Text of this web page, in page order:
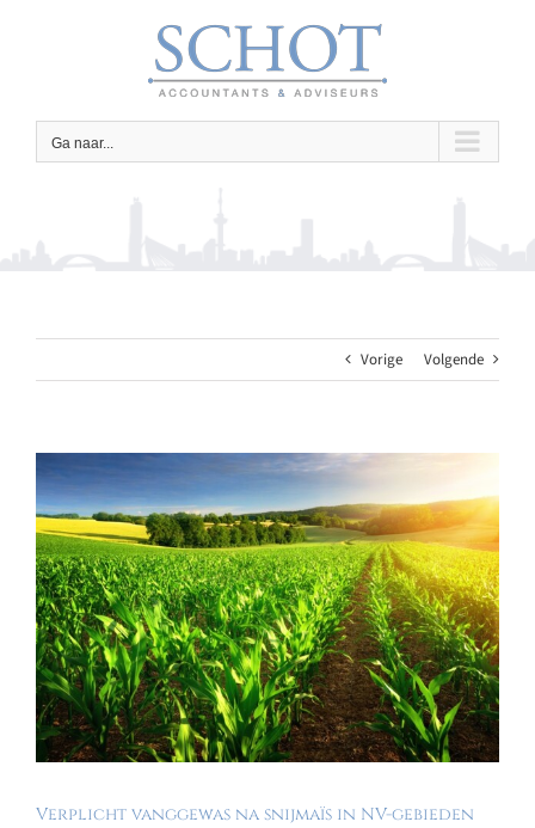
Ga naar...
Vorige Volgende
grotere
afbeelding
Verplicht vanggewas na snijmaïs in NV-gebieden